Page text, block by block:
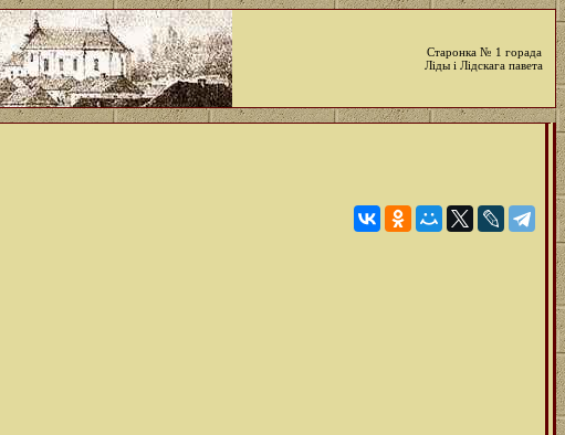
Старонка № 1 горада
Ліды і Лідскага павета